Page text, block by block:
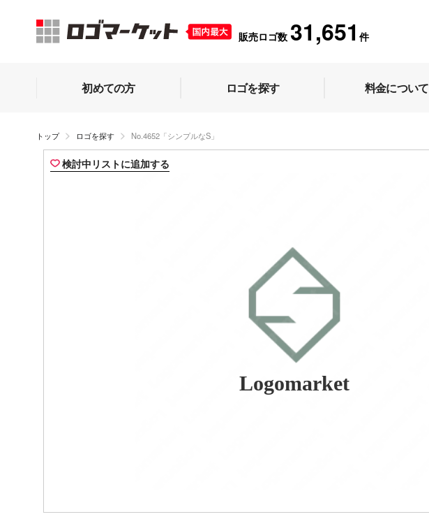
販売ロゴ数 31,651 件
初めての方 ロゴを探す 料金について
トップ ロゴを探す No.4652「シンプルなS」
検討中リストに追加する
Logomarket